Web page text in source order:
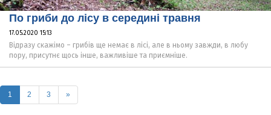
По гриби до лісу в середині травня
17.05.2020 15:13
Відразу скажімо – грибів ще немає в лісі, але в ньому завжди, в любу
пору, присутнє щось інше, важливіше та приємніше.
1 (current)
2 3 »